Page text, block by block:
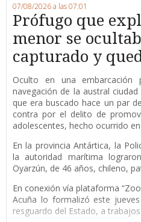
07/08/2026 a las 07:01
Prófugo que
menor se
capturado y
Oculto en una
navegación de la austral
que era buscado hace un par
contra por el delito de
adolescentes, hecho ocurrido
En la provincia Antártica, la
la autoridad marítima
Oyarzún, de 46 años, chileno,
En conexión vía plataforma
Acuña lo formalizó este
resguardo del Estado, a